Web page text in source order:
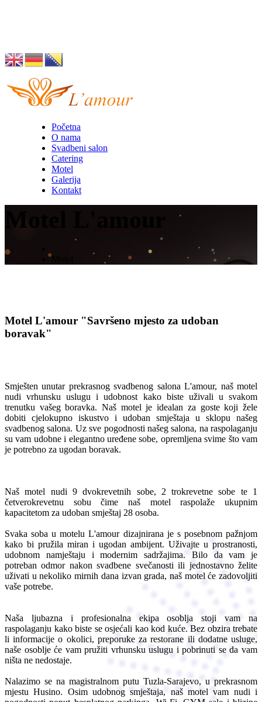
Početna
O nama
Svadbeni salon
Catering
Motel
Galerija
Kontakt
Motel L'amour
Motel L'amour "Savršeno mjesto za udoban
boravak"
Smješten unutar prekrasnog svadbenog salona L'amour, naš motel
nudi vrhunsku uslugu i udobnost kako biste uživali u svakom
trenutku vašeg boravka. Naš motel je idealan za goste koji žele
dobiti cjelokupno iskustvo i udoban smještaja u sklopu našeg
svadbenog salona. Uz sve pogodnosti našeg salona, na raspolaganju
su vam udobne i elegantno uređene sobe, opremljena svime što vam
je potrebno za ugodan boravak.
Naš motel nudi 9 dvokrevetnih sobe, 2 trokrevetne sobe te 1
četverokrevetnu sobu čime naš motel raspolaže ukupnim
kapacitetom za udoban smještaj 28 osoba.
Svaka soba u motelu L'amour dizajnirana je s posebnom pažnjom
kako bi pružila miran i ugodan ambijent. Uživajte u prostranosti,
udobnom namještaju i modernim sadržajima. Bilo da vam je
potreban odmor nakon svadbene svečanosti ili jednostavno želite
uživati u nekoliko mirnih dana izvan grada, naš motel će zadovoljiti
vaše potrebe.
Naša ljubazna i profesionalna ekipa osoblja stoji vam na
raspolaganju kako biste se osjećali kao kod kuće. Bez obzira trebate
li informacije o okolici, preporuke za restorane ili dodatne usluge,
naše osoblje će vam pružiti vrhunsku uslugu i pobrinuti se da vam
ništa ne nedostaje.
Nalazimo se na magistralnom putu Tuzla-Sarajevo, u prekrasnom
mjestu Husino. Osim udobnog smještaja, naš motel vam nudi i